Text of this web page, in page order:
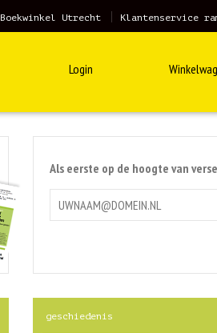
Boekwinkel Utrecht Klantenservice
Login
Als eerste op de hoogte van
geschiedenis